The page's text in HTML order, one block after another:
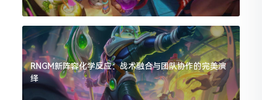
RNGM新阵容化学反应：战术融合与团队协作的完美演
绎